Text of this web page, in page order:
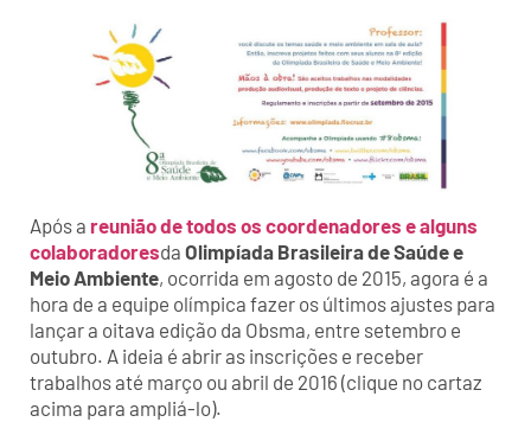
Após a reunião de todos os coordenadores e alguns
colaboradoresda Olimpíada Brasileira de Saúde e
Meio Ambiente, ocorrida em agosto de 2015, agora é a
hora de a equipe olímpica fazer os últimos ajustes para
lançar a oitava edição da Obsma, entre setembro e
outubro. A ideia é abrir as inscrições e receber
trabalhos até março ou abril de 2016 (clique no cartaz
acima para ampliá-lo).